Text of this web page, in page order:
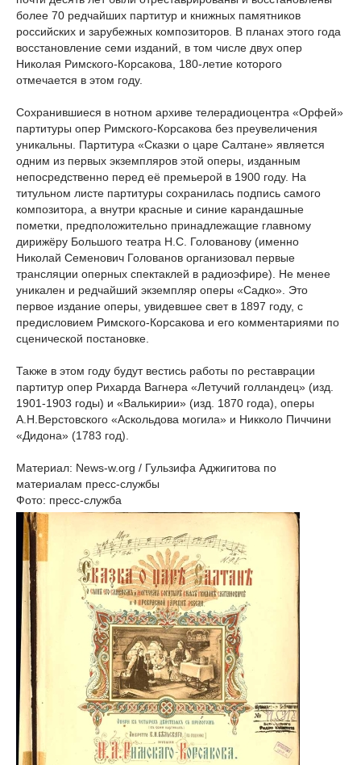
более 70 редчайших партитур и книжных памятников
российских и зарубежных композиторов. В планах этого года
восстановление семи изданий, в том числе двух опер
Николая Римского-Корсакова, 180-летие которого
отмечается в этом году.
Сохранившиеся в нотном архиве телерадиоцентра «Орфей»
партитуры опер Римского-Корсакова без преувеличения
уникальны. Партитура «Сказки о царе Салтане» является
одним из первых экземпляров этой оперы, изданным
непосредственно перед её премьерой в 1900 году. На
титульном листе партитуры сохранилась подпись самого
композитора, а внутри красные и синие карандашные
пометки, предположительно принадлежащие главному
дирижёру Большого театра Н.С. Голованову (именно
Николай Семенович Голованов организовал первые
трансляции оперных спектаклей в радиоэфире). Не менее
уникален и редчайший экземпляр оперы «Садко». Это
первое издание оперы, увидевшее свет в 1897 году, с
предисловием Римского-Корсакова и его комментариями по
сценической постановке.
Также в этом году будут вестись работы по реставрации
партитур опер Рихарда Вагнера «Летучий голландец» (изд.
1901-1903 годы) и «Валькирии» (изд. 1870 года), оперы
А.Н.Верстовского «Аскольдова могила» и Никколо Пиччини
«Дидона» (1783 год).
Материал: News-w.org / Гульзифа Аджигитова по
материалам пресс-службы
Фото: пресс-служба